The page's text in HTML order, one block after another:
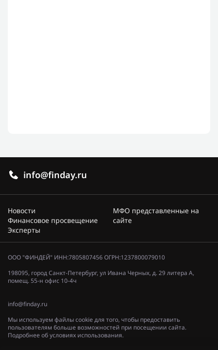
info@finday.ru
Новости
Финансовое просвещение
Эксперты
МФО представленные на
сайте
ООО "ФИНДЕЙ" ИНН:7805807456 ОГРН:1237800079010
198095, город Санкт-Петербург, ул Ивана Черных, д. 29 литера А,
помещ. 55-н офис 10-4ч
info@finday.ru
Мы используем файлы cookie для того, чтобы предоставить
пользователям больше возможностей при посещении сайта.
Подробнее об условиях использования.